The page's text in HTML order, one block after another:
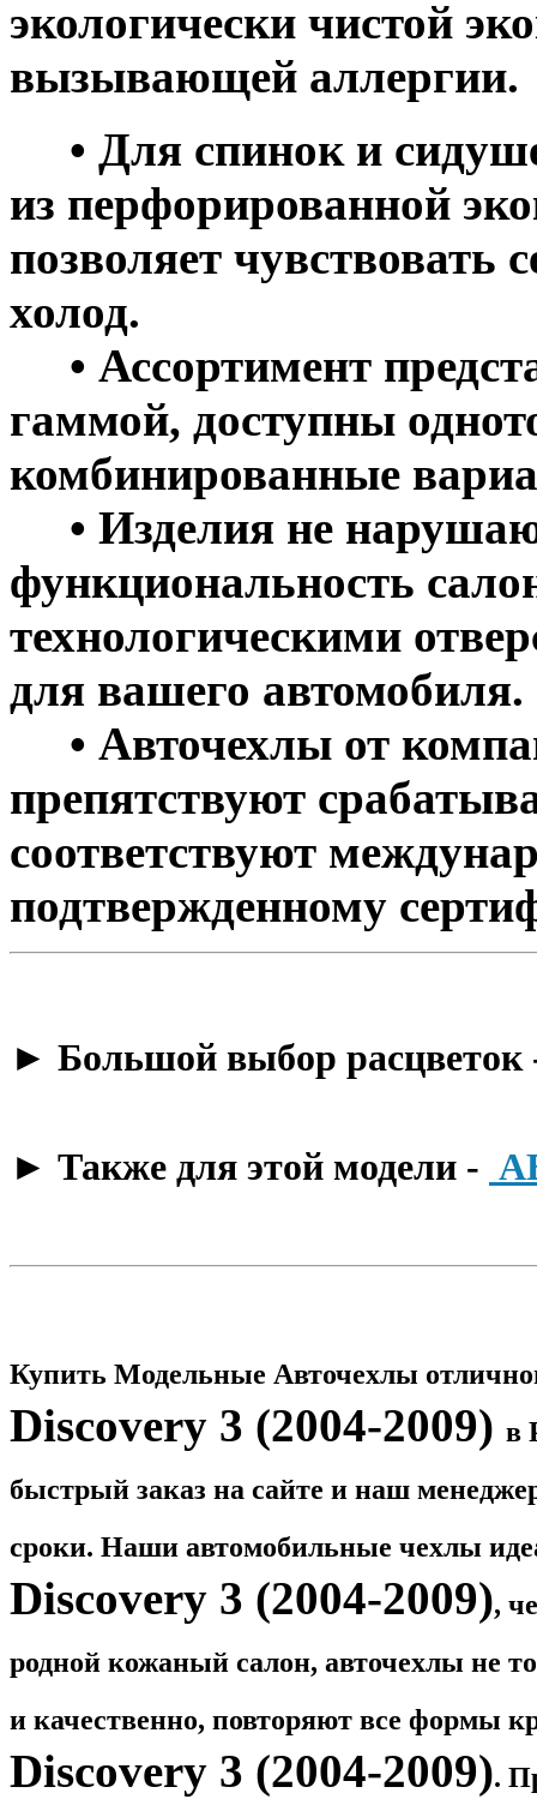
экологически чистой
вызывающей аллергии.
• Для спинок и
из перфорированной
позволяет чувствовать
холод.
• Ассортимент
гаммой, доступны
комбинированные
• Изделия не
функциональность
технологическими
для вашего автомобиля.
• Авточехлы от
препятствуют
соответствуют
подтвержденному
​► Большой выбор
​► Также для этой модели -
Купить Модельные Авточехлы
Discovery 3 (2004-2009) в
быстрый заказ на сайте и наш
сроки. Наши автомобильные чехлы
Discovery 3 (2004-2009),
родной кожаный салон, авточехлы не
и качественно, повторяют все формы
Discovery 3 (2004-2009).